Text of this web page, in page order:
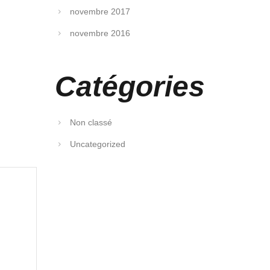
novembre 2017
novembre 2016
Catégories
Non classé
Uncategorized